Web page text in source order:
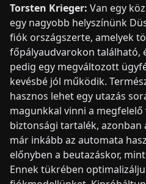
Torsten Krieger: Van egy
egy nagyobb helyszínünk
fiók országszerte, amelyek
főpályaudvarokon található,
pedig egy megváltozott
kevésbé jól működik.
hasznos lehet egy utazás
magunkkal vinni a
biztonsági tartalék, azonban
már inkább az automata
előnyben a beutazáskor,
Ennek tükrében